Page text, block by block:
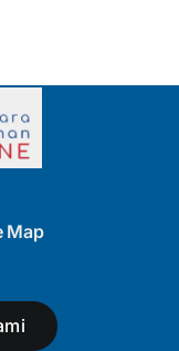
Map